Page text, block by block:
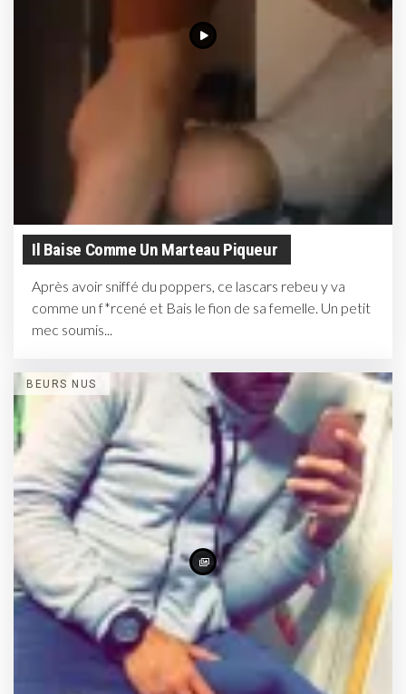
Il Baise Comme Un Marteau Piqueur
Après avoir sniffé du poppers, ce lascars rebeu y va
comme un f*rcené et Bais le fion de sa femelle. Un petit
mec soumis...
BEURS NUS